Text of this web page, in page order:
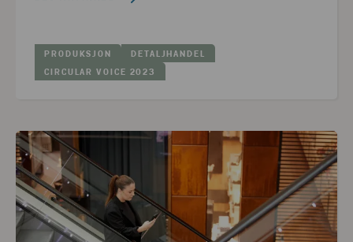
PRODUKSJON DETALJHANDEL
CIRCULAR VOICE 2023